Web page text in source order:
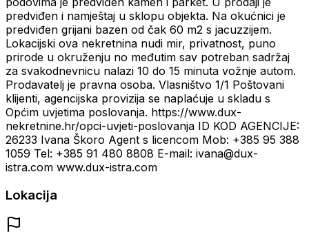
predviđen i namještaj u sklopu objekta. Na okućnici je
predviđen grijani bazen od čak 60 m2 s jacuzzijem.
Lokacijski ova nekretnina nudi mir, privatnost, puno
prirode u okruženju no međutim sav potreban sadržaj
za svakodnevnicu nalazi 10 do 15 minuta vožnje autom.
Prodavatelj je pravna osoba. Vlasništvo 1/1 Poštovani
klijenti, agencijska provizija se naplaćuje u skladu s
Općim uvjetima poslovanja. https://www.dux-
nekretnine.hr/opci-uvjeti-poslovanja ID KOD AGENCIJE:
26233 Ivana Škoro Agent s licencom Mob: +385 95 388
1059 Tel: +385 91 480 8808 E-mail: ivana@dux-
istra.com www.dux-istra.com
Lokacija